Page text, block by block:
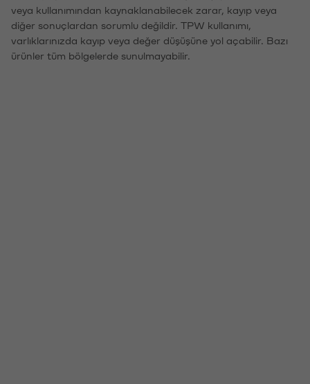
veya kullanımından kaynaklanabilecek zarar, kayıp veya
diğer sonuçlardan sorumlu değildir. TPW kullanımı,
varlıklarınızda kayıp veya değer düşüşüne yol açabilir. Bazı
ürünler tüm bölgelerde sunulmayabilir.